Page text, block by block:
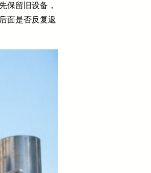
保留旧设备，
面是否反复返